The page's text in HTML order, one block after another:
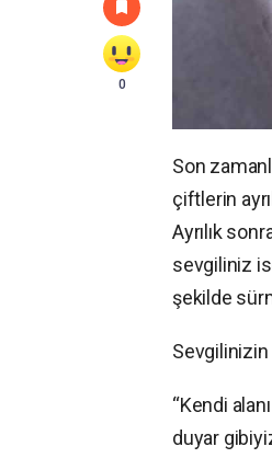
0
Son
çiftlerin
Ayrılık
sevgiliniz
şekilde
Sevgilinizin
“Kendi
duyar